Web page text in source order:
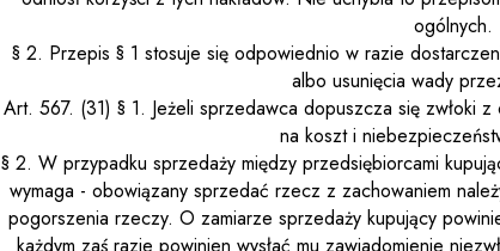
ogólnych.
§ 2. Przepis § 1 stosuje się odpowiednio w razie
albo usunięcia wady
Art. 567. (31) § 1. Jeżeli sprzedawca dopuszcza się zwłoki
na koszt i
§ 2. W przypadku sprzedaży między przedsiębiorcami
wymaga - obowiązany sprzedać rzecz z zachowaniem
pogorszenia rzeczy. O zamiarze sprzedaży kupujący